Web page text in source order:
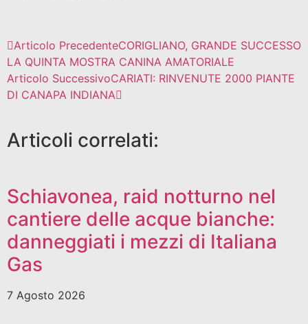
Articolo PrecedenteCORIGLIANO, GRANDE SUCCESSO
LA QUINTA MOSTRA CANINA AMATORIALE
Articolo SuccessivoCARIATI: RINVENUTE 2000 PIANTE
DI CANAPA INDIANA
Articoli correlati:
Schiavonea, raid notturno nel
cantiere delle acque bianche:
danneggiati i mezzi di Italiana
Gas
7 Agosto 2026